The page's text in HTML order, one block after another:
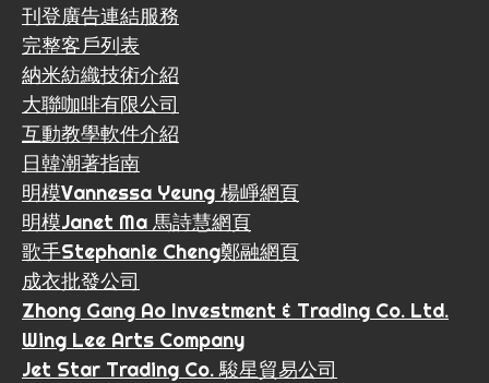
刊登廣告連結服務
完整客戶列表
納米紡織技術介紹
大聯咖啡有限公司
互動教學軟件介紹
日韓潮著指南
明模Vannessa Yeung 楊崢網頁
明模Janet Ma 馬詩慧網頁
歌手Stephanie Cheng鄭融網頁
成衣批發公司
Zhong Gang Ao Investment & Trading Co. Ltd.
Wing Lee Arts Company
Jet Star Trading Co. 駿星貿易公司